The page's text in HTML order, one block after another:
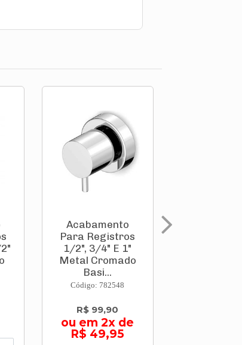
Acabamento
Para Registros
1/2", 3/4" E 1"
Metal Cromado
Basi...
Código: 782548
R$ 99,90
ou em 2x de
R$ 49,95